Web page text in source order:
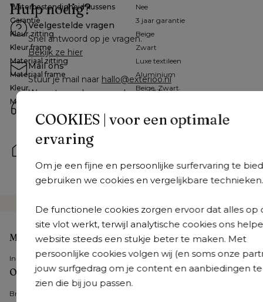
COOKIES | voor een optimale
ervaring
Om je een fijne en persoonlijke surfervaring te
gebruiken we cookies en vergelijkbare technieken.
De functionele cookies zorgen ervoor dat alles op
site vlot werkt, terwijl analytische cookies ons
website steeds een stukje beter te maken. Met
persoonlijke cookies volgen wij (en soms onze
jouw surfgedrag om je content en aanbiedingen
zien die bij jou passen.
Waterbestendigheid kussens
Nee
Garantie
3 jaar garantie
Kleur zitting
Beige
Kleur frame
Zwart
Materiaal zitting
Luxe textileen
Materiaal frame
Aluminium
Kleur
Beige, Zwart
Materiaal
Hulp nodig?
Veelgestelde vragen
Snel antwoord op je vragen.
Bekijk ze hier
Mail ons
Stuur je mail naar hallo@exterioo.nl
We antwoorden zo snel mogelijk op je vraag.
+31 408 08 07 58
| Van maandag tot vrijdag: 8.30u -
18.30u en op zaterdag: 9.30u - 18u
Kom langs
Onze tuinmeubelexperts staan je bij in een van onze
36 showrooms
Onze tuinmeubelen
Bristol Collecties
Mijn account
Inloggen